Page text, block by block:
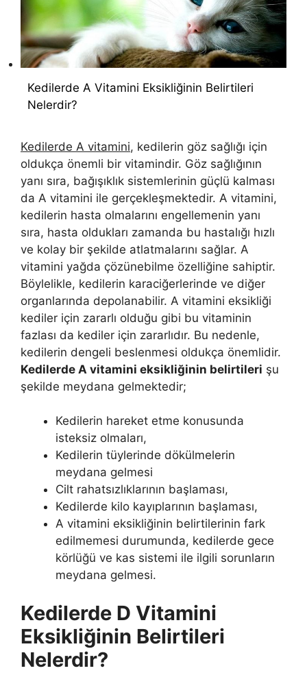
Kedilerde A Vitamini Eksikliğinin Belirtileri
Nelerdir?
Kedilerde A vitamini, kedilerin göz sağlığı için
oldukça önemli bir vitamindir. Göz sağlığının
yanı sıra, bağışıklık sistemlerinin güçlü kalması
da A vitamini ile gerçekleşmektedir. A vitamini,
kedilerin hasta olmalarını engellemenin yanı
sıra, hasta oldukları zamanda bu hastalığı hızlı
ve kolay bir şekilde atlatmalarını sağlar. A
vitamini yağda çözünebilme özelliğine sahiptir.
Böylelikle, kedilerin karaciğerlerinde ve diğer
organlarında depolanabilir. A vitamini eksikliği
kediler için zararlı olduğu gibi bu vitaminin
fazlası da kediler için zararlıdır. Bu nedenle,
kedilerin dengeli beslenmesi oldukça önemlidir.
Kedilerde A vitamini eksikliğinin belirtileri şu
şekilde meydana gelmektedir;
Kedilerin hareket etme konusunda
isteksiz olmaları,
Kedilerin tüylerinde dökülmelerin
meydana gelmesi
Cilt rahatsızlıklarının başlaması,
Kedilerde kilo kayıplarının başlaması,
A vitamini eksikliğinin belirtilerinin fark
edilmemesi durumunda, kedilerde gece
körlüğü ve kas sistemi ile ilgili sorunların
meydana gelmesi.
Kedilerde D Vitamini
Eksikliğinin Belirtileri
Nelerdir?